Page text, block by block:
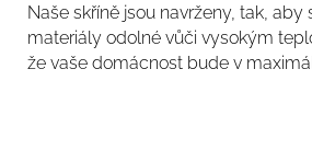
Naše skříně jsou navrženy, tak,
materiály odolné vůči vysokým
že vaše domácnost bude v